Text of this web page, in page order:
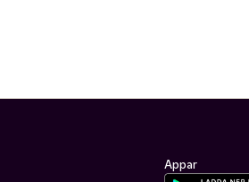
Appar